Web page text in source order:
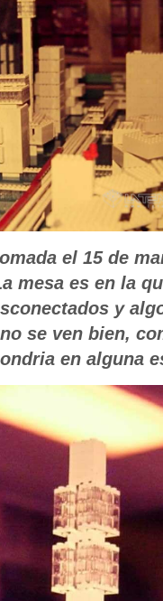
el 15 de
mesa es en la
y
se ven bien,
en alguna